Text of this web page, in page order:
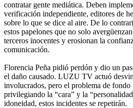
contratar gente mediática. Deben
verificación independiente, editores de
sobre lo que se dice al aire. De lo
estos papelones que no solo
terceros inocentes y erosionan la
comunicación.
Florencia Peña pidió perdón y dio un
el daño causado. LUZU TV actuó
involucrados, pero el problema de fondo
privilegiando la “cara” y la
idoneidad, estos incidentes se repetirán.